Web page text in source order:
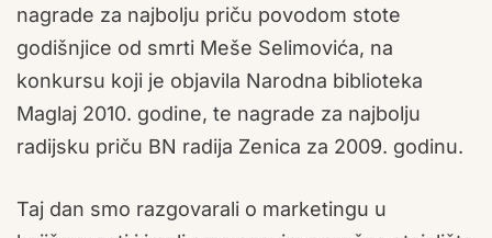
nagrade za najbolju priču povodom stote
godišnjice od smrti Meše Selimovića, na
konkursu koji je objavila Narodna biblioteka
Maglaj 2010. godine, te nagrade za najbolju
radijsku priču BN radija Zenica za 2009. godinu.
Taj dan smo razgovarali o marketingu u